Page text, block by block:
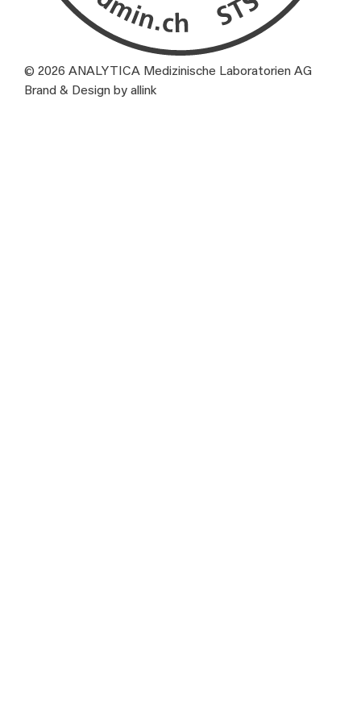
© 2026 ANALYTICA Medizinische Laboratorien AG
Brand & Design by allink